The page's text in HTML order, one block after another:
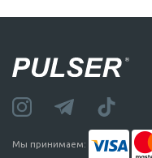
Мы принимаем: